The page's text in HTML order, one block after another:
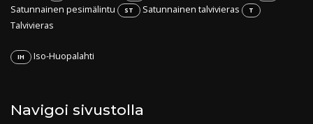
Satunnainen pesimälintu ST Satunnainen talvivieras T
Talvivieras
IH Iso-Huopalahti
Navigoi sivustolla